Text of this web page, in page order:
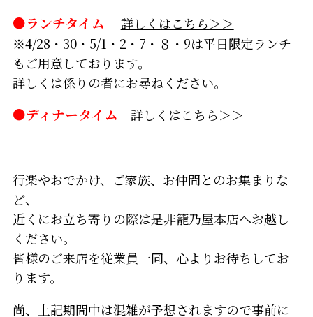
●ランチタイム
詳しくはこちら＞＞
※4/28・30・5/1・2・7・８・9は平日限定ランチ
もご用意しております。
詳しくは係りの者にお尋ねください。
●ディナータイム
詳しくはこちら＞＞
---------------------
行楽やおでかけ、ご家族、お仲間とのお集まりな
ど、
近くにお立ち寄りの際は是非籠乃屋本店へお越し
ください。
皆様のご来店を従業員一同、心よりお待ちしてお
ります。
尚、上記期間中は混雑が予想されますので事前に